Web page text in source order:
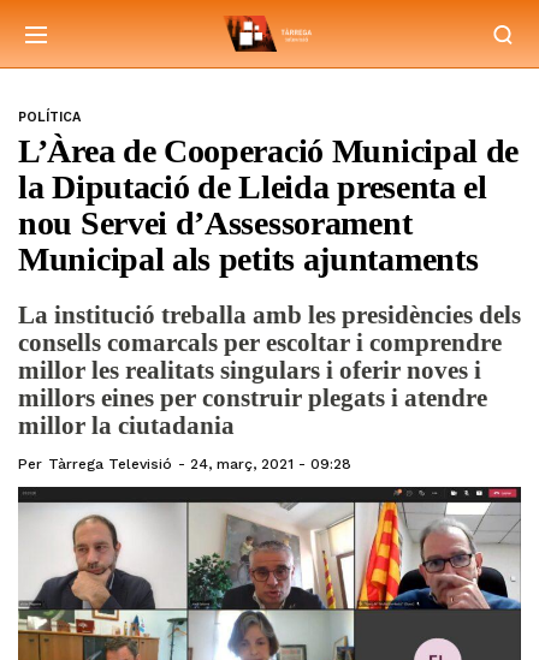
POLÍTICA
L’Àrea de Cooperació Municipal de
la Diputació de Lleida presenta el
nou Servei d’Assessorament
Municipal als petits ajuntaments
La institució treballa amb les presidències dels
consells comarcals per escoltar i comprendre
millor les realitats singulars i oferir noves i
millors eines per construir plegats i atendre
millor la ciutadania
Per Tàrrega Televisió 24, març, 2021 - 09:28